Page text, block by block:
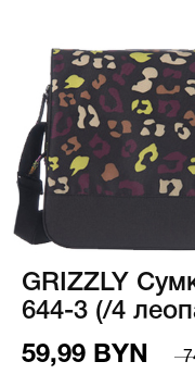
GRIZZLY
644-3 (/4
59,99 BYN